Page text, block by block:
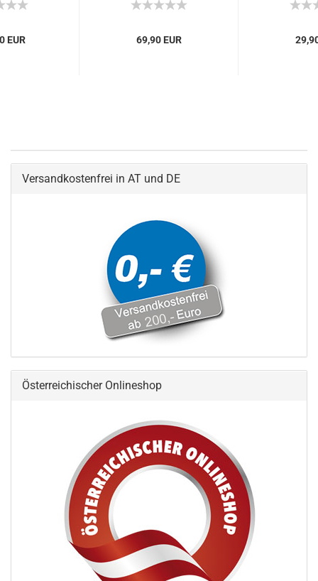
EUR 69,90 EUR
Versandkostenfrei in AT und DE
Österreichischer Onlineshop